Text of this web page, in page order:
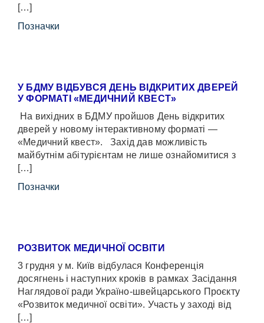
[…]
Позначки
У БДМУ ВІДБУВСЯ ДЕНЬ ВІДКРИТИХ ДВЕРЕЙ
У ФОРМАТІ «МЕДИЧНИЙ КВЕСТ»
На вихідних в БДМУ пройшов День відкритих
дверей у новому інтерактивному форматі —
«Медичний квест». Захід дав можливість
майбутнім абітурієнтам не лише ознайомитися з
[…]
Позначки
РОЗВИТОК МЕДИЧНОЇ ОСВІТИ
3 грудня у м. Київ відбулася Конференція
досягнень і наступних кроків в рамках Засідання
Наглядової ради Україно-швейцарського Проєкту
«Розвиток медичної освіти». Участь у заході від
[…]